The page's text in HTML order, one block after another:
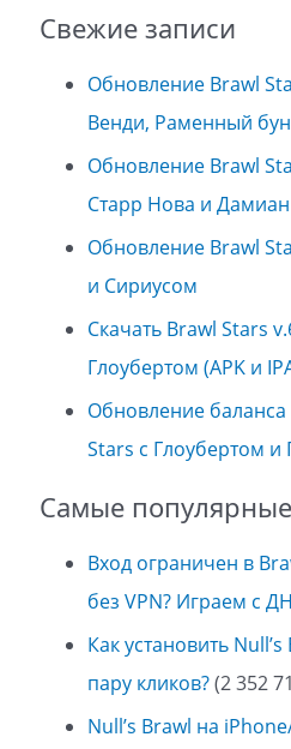
Свежие записи
Обновление Brawl
Венди, Раменный
Обновление Brawl
Старр Нова и Дамиан
Обновление Brawl
и Сириусом
Скачать Brawl Stars
Глоубертом (APK и
Обновление баланса
Stars с Глоубертом
Самые
Вход ограничен в
без VPN? Играем с
Как установить
пару кликов?(2 352
Null’s Brawl на